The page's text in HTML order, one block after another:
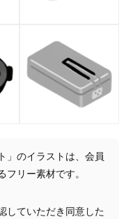
」のイラストは、会員
フリー素材です。
していただき同意した